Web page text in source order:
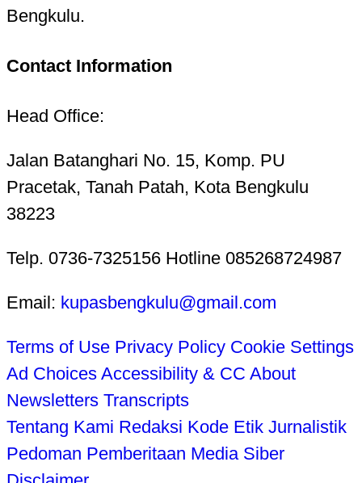
Bengkulu.
Contact Information
Head Office:
Jalan Batanghari No. 15, Komp. PU
Pracetak, Tanah Patah, Kota Bengkulu
38223
Telp. 0736-7325156 Hotline 085268724987
Email: kupasbengkulu@gmail.com
Terms of Use Privacy Policy Cookie Settings
Ad Choices Accessibility & CC About
Newsletters Transcripts
Tentang Kami Redaksi Kode Etik Jurnalistik
Pedoman Pemberitaan Media Siber